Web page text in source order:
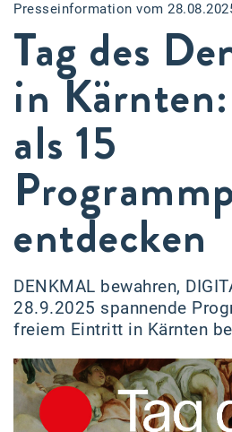
Accor
ALC
Anadi Bank
Arthur D. Little
Bake the Shape
BBDO Wien
bellaflora
BISON
Brandl Talos
Braun
BRP-Rotax
Presseinformation vom
Tag des
in
als 15
entdecken
DENKMAL bewahren,
28.9.2025 spannende
freiem Eintritt in Kärnten